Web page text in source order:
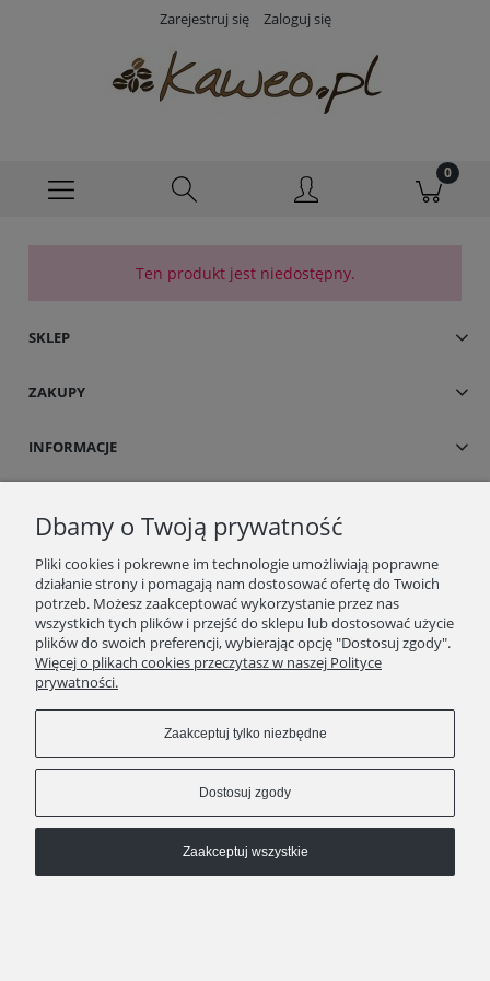
Zarejestruj się Zaloguj się
Ten produkt jest niedostępny.
SKLEP
ZAKUPY
INFORMACJE
kontakt
511 29 29 99
KAWEO since 2008
Pokaż pełną wersję strony
Sklep internetowy Shoper Premium
Dbamy o Twoją prywatność
Pliki cookies i pokrewne im technologie umożliwiają poprawne
działanie strony i pomagają nam dostosować ofertę do Twoich
potrzeb. Możesz zaakceptować wykorzystanie przez nas
wszystkich tych plików i przejść do sklepu lub dostosować użycie
plików do swoich preferencji, wybierając opcję "Dostosuj zgody".
Więcej o plikach cookies przeczytasz w naszej Polityce
prywatności.
Zaakceptuj tylko niezbędne
Dostosuj zgody
Zaakceptuj wszystkie